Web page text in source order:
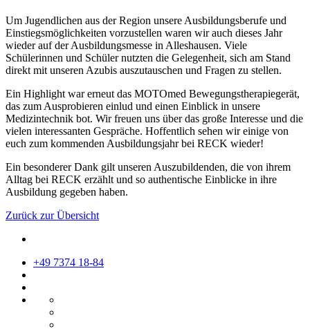
Um Jugendlichen aus der Region unsere Ausbildungsberufe und
Einstiegsmöglichkeiten vorzustellen waren wir auch dieses Jahr
wieder auf der Ausbildungsmesse in Alleshausen. Viele
Schülerinnen und Schüler nutzten die Gelegenheit, sich am Stand
direkt mit unseren Azubis auszutauschen und Fragen zu stellen.
Ein Highlight war erneut das MOTOmed Bewegungstherapiegerät,
das zum Ausprobieren einlud und einen Einblick in unsere
Medizintechnik bot. Wir freuen uns über das große Interesse und die
vielen interessanten Gespräche. Hoffentlich sehen wir einige von
euch zum kommenden Ausbildungsjahr bei RECK wieder!
Ein besonderer Dank gilt unseren Auszubildenden, die von ihrem
Alltag bei RECK erzählt und so authentische Einblicke in ihre
Ausbildung gegeben haben.
Zurück zur Übersicht
+49 7374 18-84